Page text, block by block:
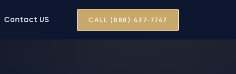
Contact US CALL (888) 437-7747